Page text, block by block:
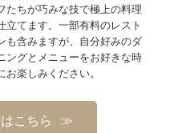
たちが巧みな技で極上の料理
立てます。一部有料のレスト
も含みますが、自分好みのダ
ングとメニューをお好きな時
お楽しみください。
こちら